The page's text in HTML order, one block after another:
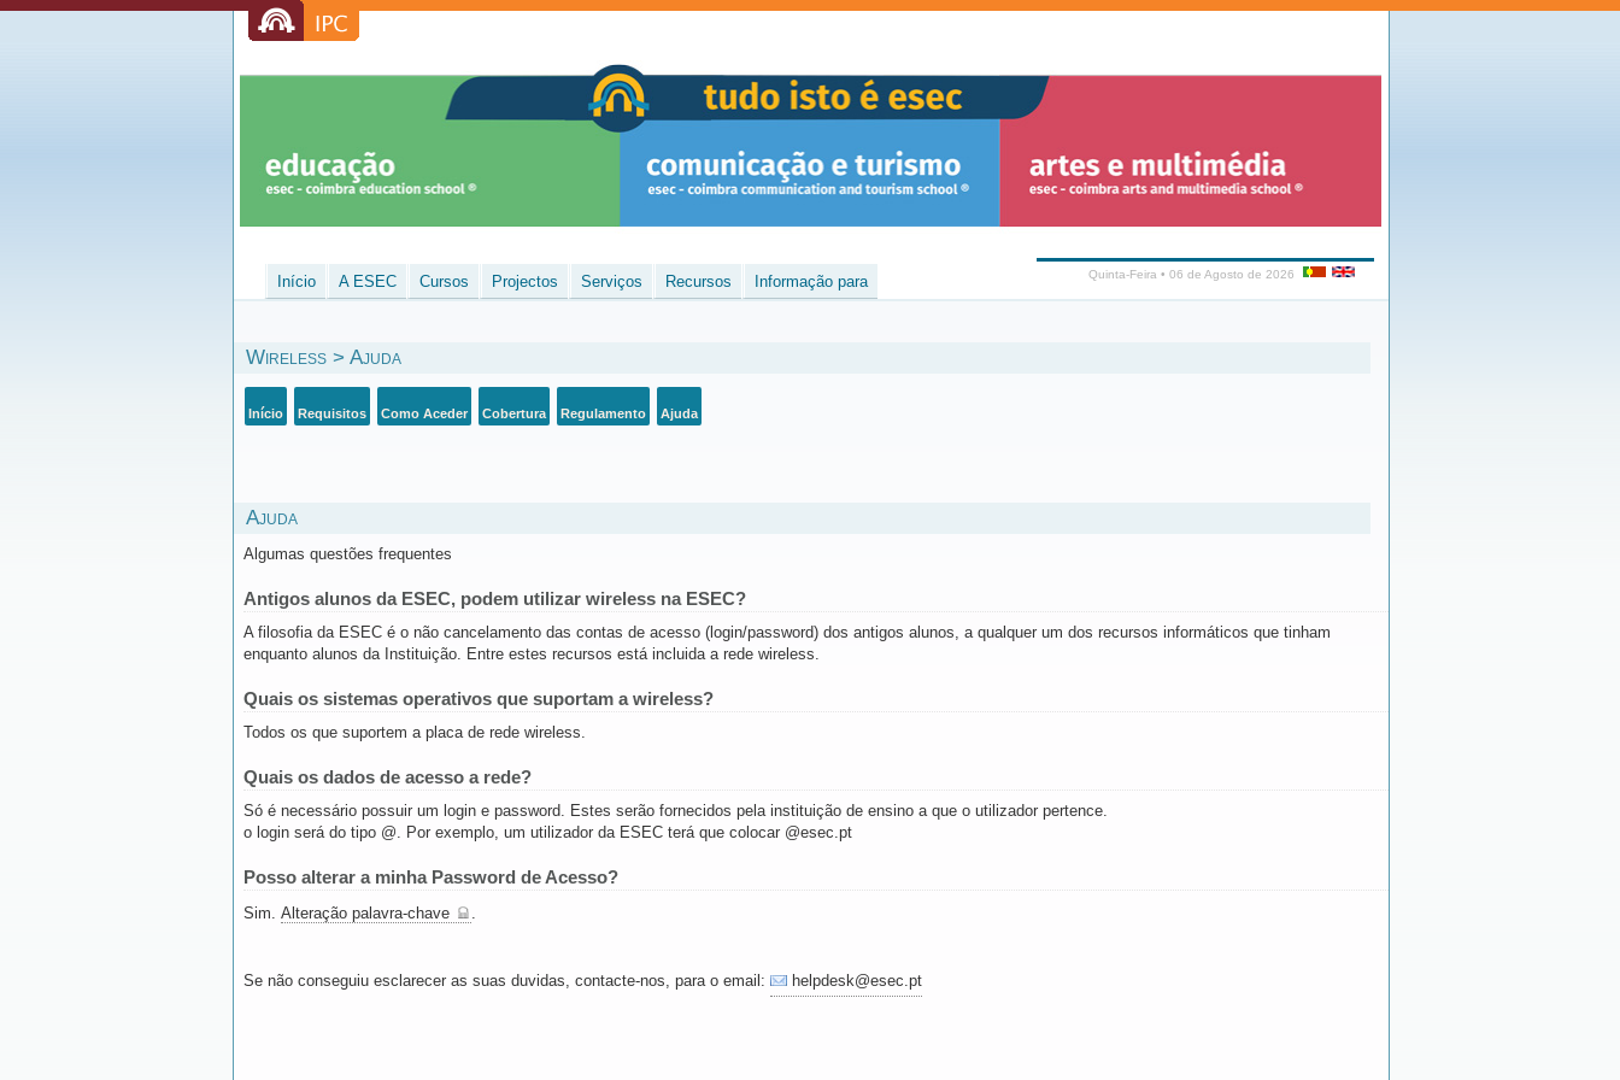
Início A ESEC Cursos Projectos Serviços Recursos Informação para Quinta-Feira • 06 de Agosto de 2026
Wireless > Ajuda
Início Requisitos Como Aceder Cobertura Regulamento Ajuda
Ajuda
Algumas questões frequentes
Antigos alunos da ESEC, podem utilizar wireless na ESEC?
A filosofia da ESEC é o não cancelamento das contas de acesso (login/password) dos antigos alunos, a qualquer um dos recursos informáticos que tinham
enquanto alunos da Instituição. Entre estes recursos está incluida a rede wireless.
Quais os sistemas operativos que suportam a wireless?
Todos os que suportem a placa de rede wireless.
Quais os dados de acesso a rede?
Só é necessário possuir um login e password. Estes serão fornecidos pela instituição de ensino a que o utilizador pertence.
o login será do tipo @. Por exemplo, um utilizador da ESEC terá que colocar @esec.pt
Posso alterar a minha Password de Acesso?
Sim. Alteração palavra-chave .
Se não conseguiu esclarecer as suas duvidas, contacte-nos, para o email: helpdesk@esec.pt